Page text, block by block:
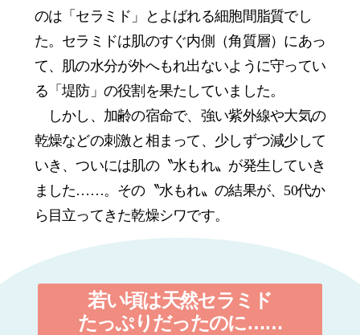
のは「セラミド」とよばれる細胞間脂質でし
た。セラミドは肌のすぐ内側（角質層）にあっ
て、肌の水分が外へもれ出ないように守ってい
る「堤防」の役割を果たしていました。
しかし、加齢の宿命で、強い紫外線や大気の
乾燥などの刺激と相まって、少しずつ減少して
いき、ついには肌の〝水もれ〟が発生していき
ました……。その〝水もれ〟の結果が、50代か
ら目立ってきた乾燥シワです。
若い頃は天然セラミド
たっぷりだったのに……